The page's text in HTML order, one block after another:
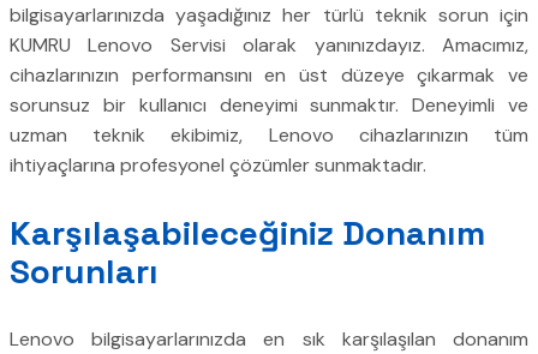
bilgisayarlarınızda yaşadığınız her türlü teknik sorun için
KUMRU Lenovo Servisi olarak yanınızdayız. Amacımız,
cihazlarınızın performansını en üst düzeye çıkarmak ve
sorunsuz bir kullanıcı deneyimi sunmaktır. Deneyimli ve
uzman teknik ekibimiz, Lenovo cihazlarınızın tüm
ihtiyaçlarına profesyonel çözümler sunmaktadır.
Karşılaşabileceğiniz Donanım
Sorunları
Lenovo bilgisayarlarınızda en sık karşılaşılan donanım